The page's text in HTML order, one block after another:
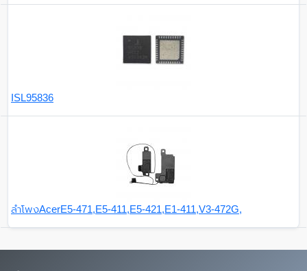
ISL95836
ลำโพงAcerE5-471,E5-411,E5-421,E1-411,V3-472G,